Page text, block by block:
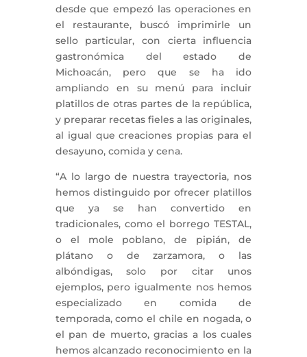
desde que empezó las operaciones en
el restaurante, buscó imprimirle un
sello particular, con cierta influencia
gastronómica del estado de
Michoacán, pero que se ha ido
ampliando en su menú para incluir
platillos de otras partes de la república,
y preparar recetas fieles a las originales,
al igual que creaciones propias para el
desayuno, comida y cena.
“A lo largo de nuestra trayectoria, nos
hemos distinguido por ofrecer platillos
que ya se han convertido en
tradicionales, como el borrego TESTAL,
o el mole poblano, de pipián, de
plátano o de zarzamora, o las
albóndigas, solo por citar unos
ejemplos, pero igualmente nos hemos
especializado en comida de
temporada, como el chile en nogada, o
el pan de muerto, gracias a los cuales
hemos alcanzado reconocimiento en la